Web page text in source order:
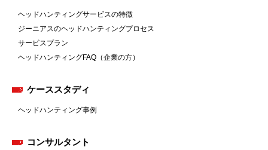
ヘッドハンティングサービスの特徴
ジーニアスのヘッドハンティングプロセス
サービスプラン
ヘッドハンティングFAQ（企業の方）
ケーススタディ
ヘッドハンティング事例
コンサルタント